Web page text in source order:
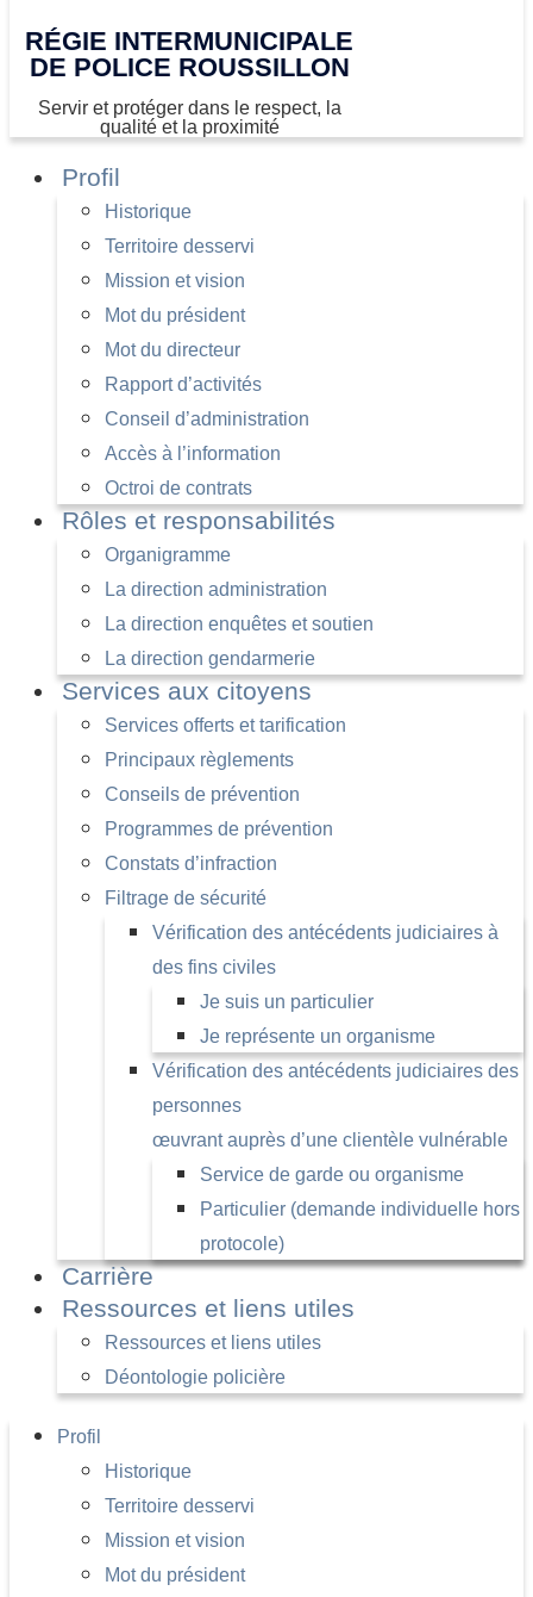
RÉGIE INTERMUNICIPALE
DE POLICE ROUSSILLON
Servir et protéger dans le respect, la
qualité et la proximité
Profil
Historique
Territoire desservi
Mission et vision
Mot du président
Mot du directeur
Rapport d’activités
Conseil d’administration
Accès à l’information
Octroi de contrats
Rôles et responsabilités
Organigramme
La direction administration
La direction enquêtes et soutien
La direction gendarmerie
Services aux citoyens
Services offerts et tarification
Principaux règlements
Conseils de prévention
Programmes de prévention
Constats d’infraction
Filtrage de sécurité
Vérification des antécédents judiciaires à
des fins civiles
Je suis un particulier
Je représente un organisme
Vérification des antécédents judiciaires des
personnes
œuvrant auprès d’une clientèle vulnérable
Service de garde ou organisme
Particulier (demande individuelle hors
protocole)
Carrière
Ressources et liens utiles
Ressources et liens utiles
Déontologie policière
Profil
Historique
Territoire desservi
Mission et vision
Mot du président